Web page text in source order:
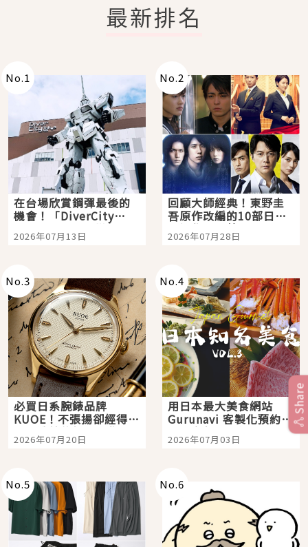
最新排名
No.1
在台場欣賞鋼彈最後的
機會！「DiverCity
Tokyo Plaza」搭船、
購物、美食及夜景，一
2026年07月13日
No.2
回顧大師經典！東野圭
吾原作改編的10部日本
影視作品推薦
2026年07月28日
No.3
必買日系腕錶品牌
KUOE！不張揚卻經得起
時間洗鍊的經典之作五
選
2026年07月20日
No.4
用日本最大美食網站
Gurunavi 客製化預約九
大都市餐廳，打造專屬
美食體驗！
2026年07月03日
No.5 No.6
Share